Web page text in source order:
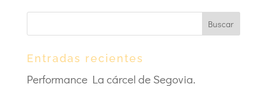
Entradas recientes
Performance La cárcel de Segovia.